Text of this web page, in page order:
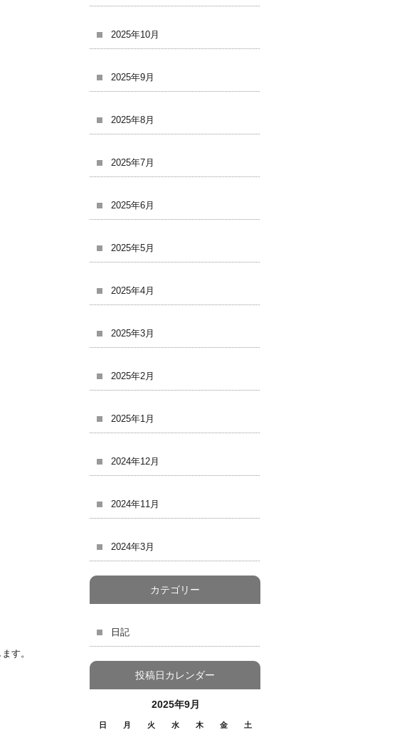
す。
2025年10月
2025年9月
2025年8月
2025年7月
2025年6月
2025年5月
2025年4月
2025年3月
2025年2月
2025年1月
2024年12月
2024年11月
2024年3月
カテゴリー
日記
投稿日カレンダー
2025年9月
日 月 火 水 木 金 土